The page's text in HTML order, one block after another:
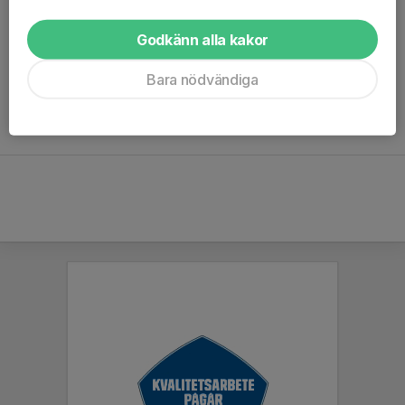
än aktuell årskull. Vid behov av avvikelser från detta,
vänligen kontakta arrangör.
Samtliga spelare, måste dock vara med på
spelarförteckningen innan första match.
Godkänn alla kakor
Bara nödvändiga